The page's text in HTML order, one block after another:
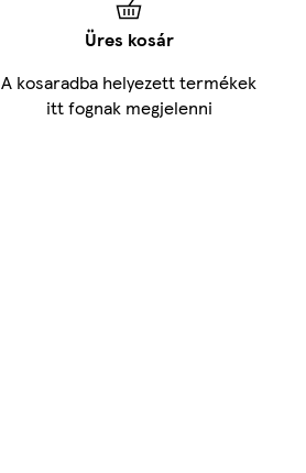
Üres kosár
A kosaradba helyezett termékek
itt fognak megjelenni